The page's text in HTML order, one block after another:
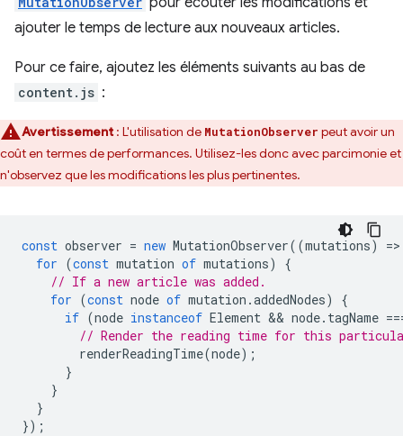
ajouter le temps de lecture aux nouveaux articles.
Pour ce faire, ajoutez les éléments suivants au bas de
content.js :
Avertissement: L'utilisation de MutationObserver peut avoir un
coût en termes de performances. Utilisez-les donc avec parcimonie et
n'observez que les modifications les plus pertinentes.
const observer = new MutationObserver((mutations) =>
for (const mutation of mutations)
{
// If a new article was added.
for (const node of mutation .addedNodes)
{
if (node instanceof Element && node. tagName
// Render the reading time for this
renderReadingTime(node);
}
}
}
});